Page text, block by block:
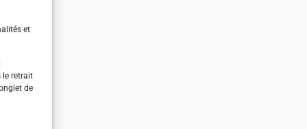
et
le retrait
de